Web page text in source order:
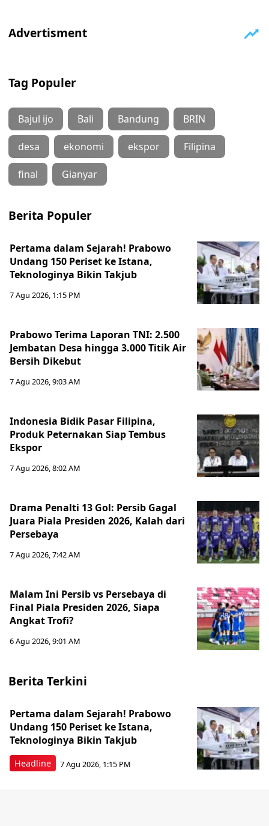
Tag Populer
Bajul ijo Bali Bandung BRIN
desa ekonomi ekspor Filipina
final Gianyar
Berita Populer
Pertama dalam Sejarah! Prabowo
Undang 150 Periset ke Istana,
Teknologinya Bikin Takjub
7 Agu 2026, 1:15 PM
Prabowo Terima Laporan TNI: 2.500
Jembatan Desa hingga 3.000 Titik Air
Bersih Dikebut
7 Agu 2026, 9:03 AM
Indonesia Bidik Pasar Filipina,
Produk Peternakan Siap Tembus
Ekspor
7 Agu 2026, 8:02 AM
Drama Penalti 13 Gol: Persib Gagal
Juara Piala Presiden 2026, Kalah dari
Persebaya
7 Agu 2026, 7:42 AM
Malam Ini Persib vs Persebaya di
Final Piala Presiden 2026, Siapa
Angkat Trofi?
6 Agu 2026, 9:01 AM
Berita Terkini
Headline
Pertama dalam Sejarah! Prabowo
Undang 150 Periset ke Istana,
Teknologinya Bikin Takjub
7 Agu 2026, 1:15 PM